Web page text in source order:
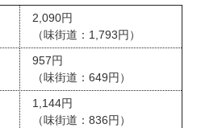
2,090円
（味街道：1,793円）
957円
（味街道：649円）
1,144円
（味街道：836円）